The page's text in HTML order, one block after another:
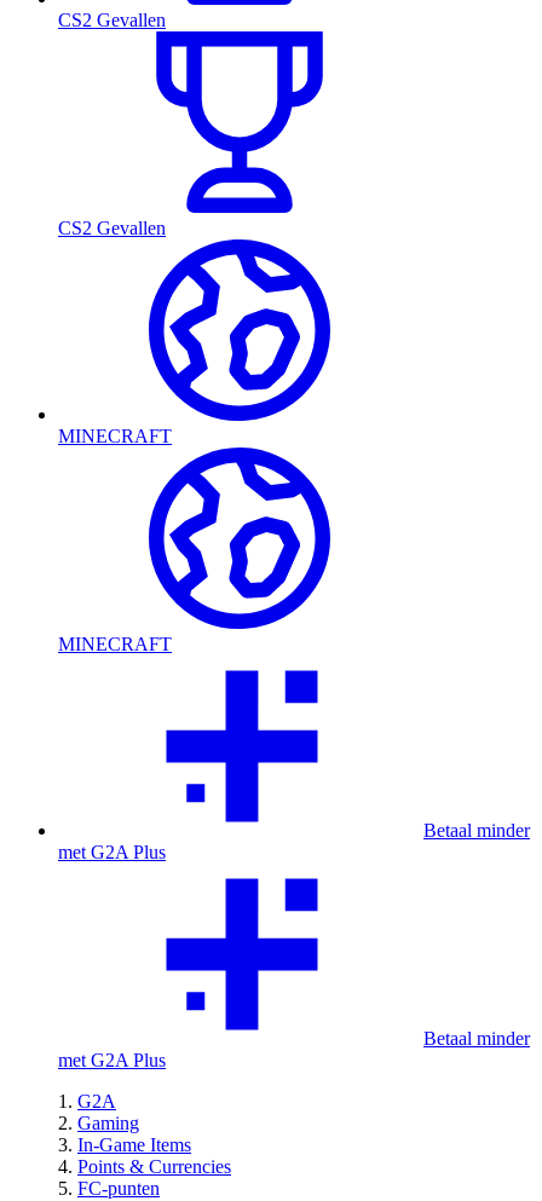
CS2 Gevallen
CS2 Gevallen
MINECRAFT
MINECRAFT
Betaal minder
met G2A Plus
Betaal minder
met G2A Plus
G2A
Gaming
In-Game Items
Points & Currencies
FC-punten